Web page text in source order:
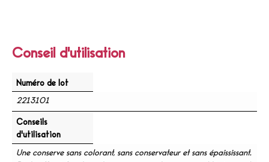
Conseil d'utilisation
Numéro de lot
2213101
Conseils
d'utilisation
Une conserve sans colorant, sans conservateur et sans épaississant.